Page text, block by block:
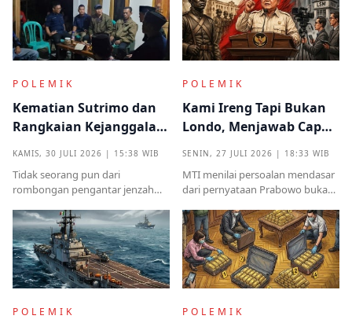
POLEMIK
Kematian Sutrimo dan
Rangkaian Kejanggalan
Kampung Halaman
KAMIS, 30 JULI 2026 | 15:38 WIB
Tidak seorang pun dari
rombongan pengantar jenzah
identitas ataupun menjelaskan
dari instansi mana.
POLEMIK
Kami Ireng Tapi Bukan
Londo, Menjawab Cap
SENIN, 27 JULI 2026 | 18:33 WIB
MTI menilai persoalan mendasar
dari pernyataan Prabowo bukan
melainkan implikasinya yang
sangat destruktif bagi kualitas
demokrasi
POLEMIK POLEMIK